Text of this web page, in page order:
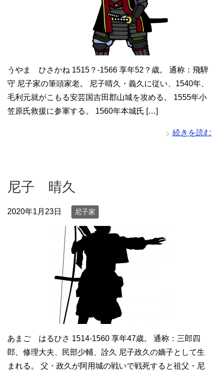
うやま ひさかね 1515？-1566 享年52？歳。 通称：飛騨
守 尼子家の筆頭家老。 尼子晴久・義久に従い、1540年、
毛利元就がこもる安芸国吉田郡山城を攻める。 1555年小
笠原氏救援に参軍する。 1560年本城氏 […]
続きを読む
尼子 晴久
2020年1月23日 尼子家
あまご はるひさ 1514-1560 享年47歳。 通称：三郎四
郎、修理大夫、民部少輔、詮久 尼子政久の嫡子として生
まれる。 父・政久が阿用城の戦いで戦死すると祖父・尼